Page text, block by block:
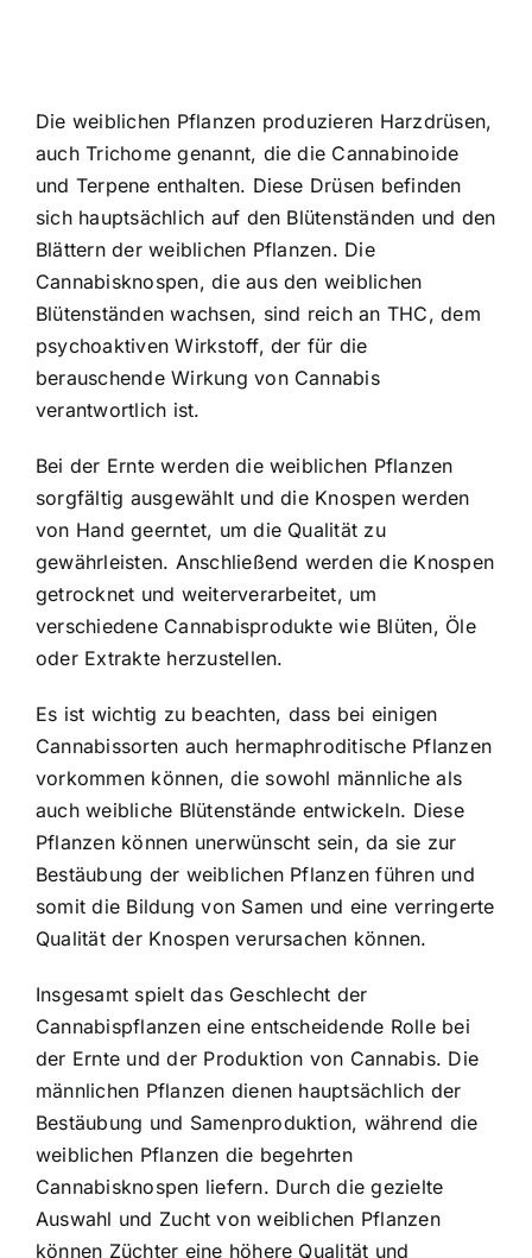
Die weiblichen Pflanzen produzieren Harzdrüsen,
auch Trichome genannt, die die Cannabinoide
und Terpene enthalten. Diese Drüsen befinden
sich hauptsächlich auf den Blütenständen und den
Blättern der weiblichen Pflanzen. Die
Cannabisknospen, die aus den weiblichen
Blütenständen wachsen, sind reich an THC, dem
psychoaktiven Wirkstoff, der für die
berauschende Wirkung von Cannabis
verantwortlich ist.
Bei der Ernte werden die weiblichen Pflanzen
sorgfältig ausgewählt und die Knospen werden
von Hand geerntet, um die Qualität zu
gewährleisten. Anschließend werden die Knospen
getrocknet und weiterverarbeitet, um
verschiedene Cannabisprodukte wie Blüten, Öle
oder Extrakte herzustellen.
Es ist wichtig zu beachten, dass bei einigen
Cannabissorten auch hermaphroditische Pflanzen
vorkommen können, die sowohl männliche als
auch weibliche Blütenstände entwickeln. Diese
Pflanzen können unerwünscht sein, da sie zur
Bestäubung der weiblichen Pflanzen führen und
somit die Bildung von Samen und eine verringerte
Qualität der Knospen verursachen können.
Insgesamt spielt das Geschlecht der
Cannabispflanzen eine entscheidende Rolle bei
der Ernte und der Produktion von Cannabis. Die
männlichen Pflanzen dienen hauptsächlich der
Bestäubung und Samenproduktion, während die
weiblichen Pflanzen die begehrten
Cannabisknospen liefern. Durch die gezielte
Auswahl und Zucht von weiblichen Pflanzen
können Züchter eine höhere Qualität und